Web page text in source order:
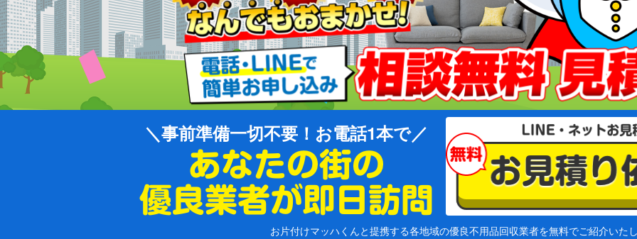
事前準備一切不要！お電話1本で
お片付けマッハくんと提携する各地域の優良不用品回収業者を無料でご紹介いた